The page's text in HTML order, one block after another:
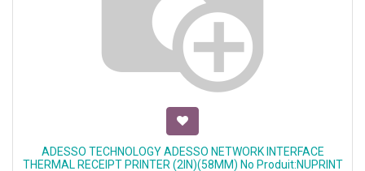
ADESSO TECHNOLOGY ADESSO NETWORK INTERFACE
THERMAL RECEIPT PRINTER (2IN)(58MM) No Produit:NUPRINT